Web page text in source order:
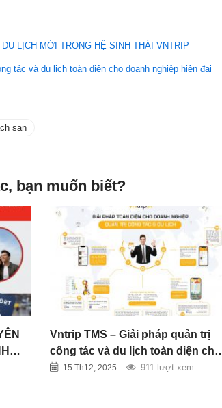
LỊCH MỚI TRONG HỆ SINH THÁI VNTRIP
tác và du lịch toàn diện cho doanh nghiệp hiện đại
san
bạn muốn biết?
Vntrip TMS – Giải pháp quản trị
công tác và du lịch toàn diện cho
doanh nghiệp hiện đại
15 Th12, 2025 911 lượt xem